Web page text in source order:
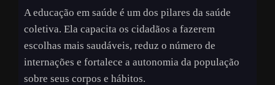
A educação em saúde é um dos pilares da saúde
coletiva. Ela capacita os cidadãos a fazerem
escolhas mais saudáveis, reduz o número de
internações e fortalece a autonomia da população
sobre seus corpos e hábitos.